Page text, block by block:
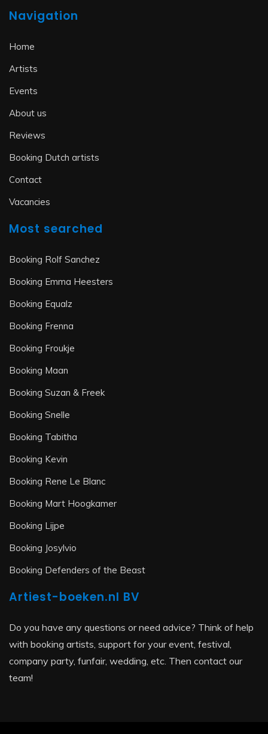
Navigation
Home
Artists
Events
About us
Reviews
Booking Dutch artists
Contact
Vacancies
Most searched
Booking Rolf Sanchez
Booking Emma Heesters
Booking Equalz
Booking Frenna
Booking Froukje
Booking Maan
Booking Suzan & Freek
Booking Snelle
Booking Tabitha
Booking Kevin
Booking Rene Le Blanc
Booking Mart Hoogkamer
Booking Lijpe
Booking Josylvio
Booking Defenders of the Beast
Artiest-boeken.nl BV
Do you have any questions or need advice? Think of help
with booking artists, support for your event, festival,
company party, funfair, wedding, etc. Then contact our
team!